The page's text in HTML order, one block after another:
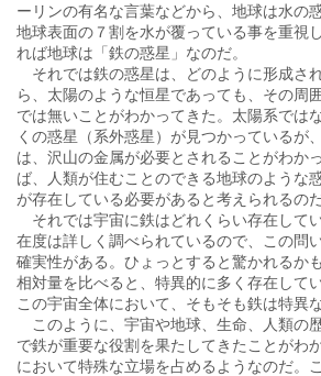
ーリンの有名な言葉などから、地球は水の
地球表面の７割を水が覆っている事を重視
れば地球は「鉄の惑星」なのだ。
それでは鉄の惑星は、どのように形成さ
ら、太陽のような恒星であっても、その周
では無いことがわかってきた。太陽系では
くの惑星（系外惑星）が見つかっているが
は、沢山の金属が必要とされることがわか
ば、人類が住むことのできる地球のような
が存在している必要があると考えられるのだ
それでは宇宙に鉄はどれくらい存在して
在度は詳しく調べられているので、この問
確実性がある。ひょっとすると驚かれるか
相対量を比べると、特異的に多く存在して
この宇宙全体において、そもそも鉄は特異
このように、宇宙や地球、生命、人類の
で鉄が重要な役割を果たしてきたことがわ
において特殊な立場を占めるようなのだ。